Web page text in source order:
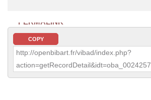
PERMALINK
COPY
http://openbibart.fr/vibad/index.php?
action=getRecordDetail&idt=oba_0024257